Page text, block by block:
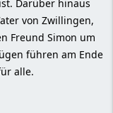
Darüber hinaus
von Zwillingen,
Freund Simon um
führen am Ende
alle.